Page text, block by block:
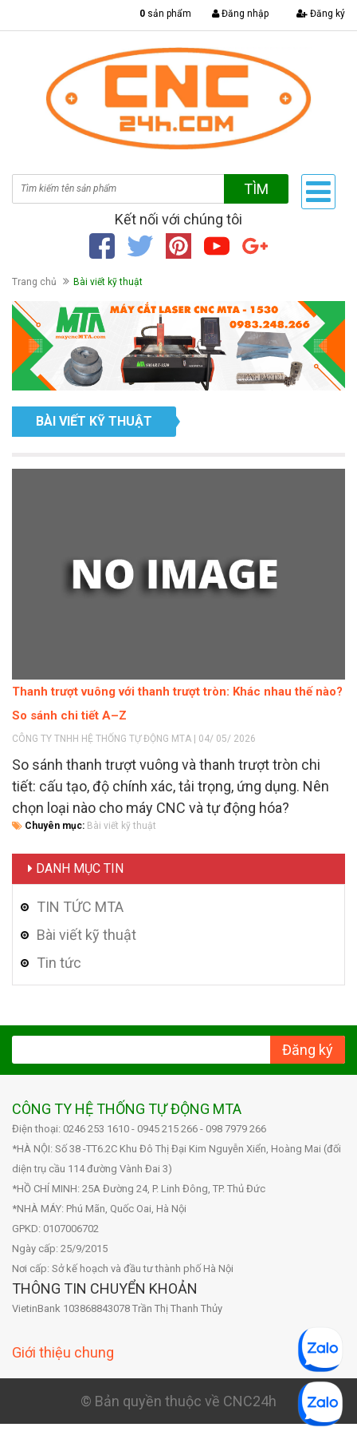
0 sản phẩm Đăng nhập Đăng ký
TÌM
Kết nối với chúng tôi
Trang chủ Bài viết kỹ thuật
BÀI VIẾT KỸ THUẬT
Thanh trượt vuông với thanh trượt tròn: Khác nhau thế nào?
So sánh chi tiết A–Z
CÔNG TY TNHH HỆ THỐNG TỰ ĐỘNG MTA | 04/ 05/ 2026
So sánh thanh trượt vuông và thanh trượt tròn chi
tiết: cấu tạo, độ chính xác, tải trọng, ứng dụng. Nên
chọn loại nào cho máy CNC và tự động hóa?
Chuyên mục: Bài viết kỹ thuật
DANH MỤC TIN
TIN TỨC MTA
Bài viết kỹ thuật
Tin tức
Đăng ký
CÔNG TY HỆ THỐNG TỰ ĐỘNG MTA
Điện thoại: 0246 253 1610 - 0945 215 266 - 098 7979 266
*HÀ NỘI: Số 38 -TT6.2C Khu Đô Thị Đại Kim Nguyễn Xiển, Hoàng Mai (đối
diện trụ cầu 114 đường Vành Đai 3)
*HỒ CHÍ MINH: 25A Đường 24, P. Linh Đông, TP. Thủ Đức
*NHÀ MÁY: Phú Mãn, Quốc Oai, Hà Nội
GPKD: 0107006702
Ngày cấp: 25/9/2015
Nơi cấp: Sở kế hoạch và đầu tư thành phố Hà Nội
THÔNG TIN CHUYỂN KHOẢN
VietinBank 103868843078 Trần Thị Thanh Thủy
Giới thiệu chung
© Bản quyền thuộc về CNC24h